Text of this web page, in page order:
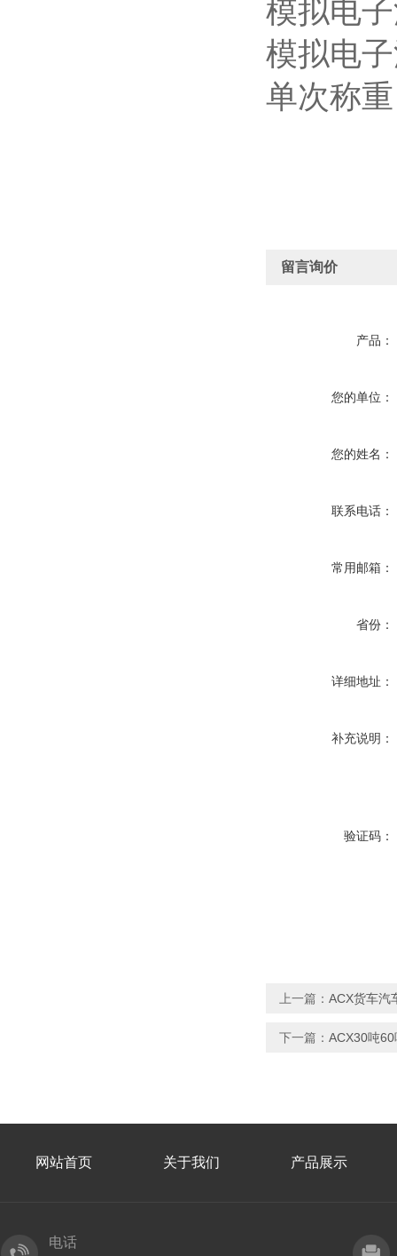
模拟电
模拟电
单次称
留言询价
产品：
您的单位：
您的姓名：
联系电话：
常用邮箱：
省份：
详细地址：
补充说明：
验证码：
上一篇： ACX货车汽
下一篇： ACX30吨
网站首页 关于我们 产品展示
电话